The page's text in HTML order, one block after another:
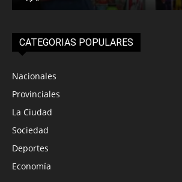
CATEGORIAS POPULARES
Nacionales
Provinciales
La Ciudad
Sociedad
Deportes
Economía